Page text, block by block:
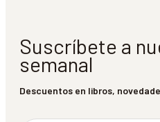
Suscríbete a
semanal
Descuentos en libros,